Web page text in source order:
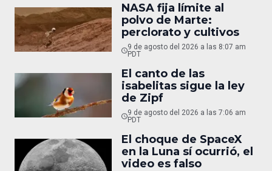
NASA fija límite al
polvo de Marte:
perclorato y cultivos
9 de agosto del 2026 a las 8:07 am
PDT
El canto de las
isabelitas sigue la ley
de Zipf
9 de agosto del 2026 a las 7:06 am
PDT
El choque de SpaceX
en la Luna sí ocurrió, el
video es falso